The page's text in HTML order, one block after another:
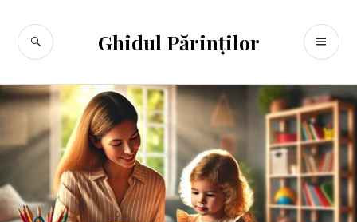
conținut
Ghidul Părinților
CĂUTARE